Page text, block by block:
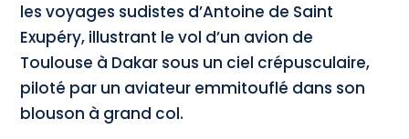
les voyages sudistes d’Antoine de Saint
Exupéry, illustrant le vol d’un avion de
Toulouse à Dakar sous un ciel crépusculaire,
piloté par un aviateur emmitouflé dans son
blouson à grand col.